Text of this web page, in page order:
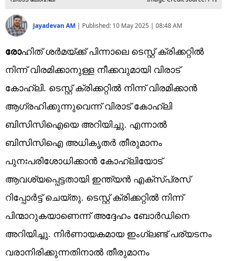
Jayadevan AM | Published: 10 May 2025 | 08:48 AM
രോഹിത് ശര്‍മയ്ക്ക് പിന്നാലെ ടെസ്റ്റ് ക്രിക്കറ്റില്‍
നിന്ന് വിരമിക്കാനുള്ള നീക്കവുമായി വിരാട്
കോഹ്ലി. ടെസ്റ്റ് ക്രിക്കറ്റിൽ നിന്ന് വിരമിക്കാൻ
ആഗ്രഹിക്കുന്നുവെന്ന് വിരാട് കോഹ്‌ലി
ബിസിസിഐയെ അറിയിച്ചു. എന്നാല്‍
ബിസിസിഐ അധികൃതര്‍ തീരുമാനം
പുനഃപരിശോധിക്കാന്‍ കോഹ്ലിയോട്
ആവശ്യപ്പെട്ടതായി ഇന്ത്യന്‍ എക്‌സ്പ്രസ്
റിപ്പോര്‍ട്ട് ചെയ്തു. ടെസ്റ്റ് ക്രിക്കറ്റിൽ നിന്ന്
പിന്മാറുകയാണെന്ന് അദ്ദേഹം ബോര്‍ഡിനെ
അറിയിച്ചു. നിർണായകമായ ഇംഗ്ലണ്ട് പര്യടനം
വരാനിരിക്കുന്നതിനാൽ തീരുമാനം